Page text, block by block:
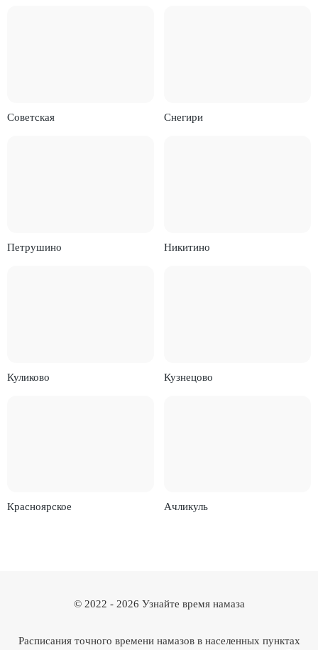
Советская Снегири
Петрушино Никитино
Куликово Кузнецово
Красноярское Ачликуль
© 2022 - 2026 Узнайте время намаза
Расписания точного времени намазов в населенных пунктах